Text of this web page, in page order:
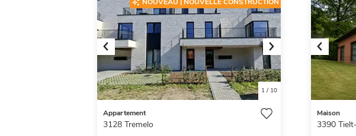
Previous Next
1 / 10
Appartement
3128 Tremelo
Maison
3390